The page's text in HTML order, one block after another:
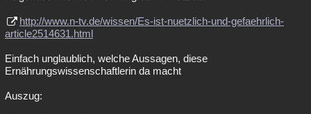
http://www.n-tv.de/wissen/Es-ist-nuetzlich-und-gefaehrlich-
article2514631.html
Einfach unglaublich, welche Aussagen, diese
Ernährungswissenschaftlerin da macht
Auszug: